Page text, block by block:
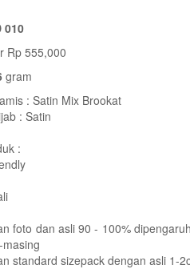
010
Rp 555,000
gram
: Satin Mix Brookat
: Satin
:
foto dan asli 90 - 100%
standard sizepack dengan asli 1-